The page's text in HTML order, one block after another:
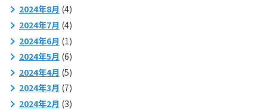
2024年8月 (4)
2024年7月 (4)
2024年6月 (1)
2024年5月 (6)
2024年4月 (5)
2024年3月 (7)
2024年2月 (3)